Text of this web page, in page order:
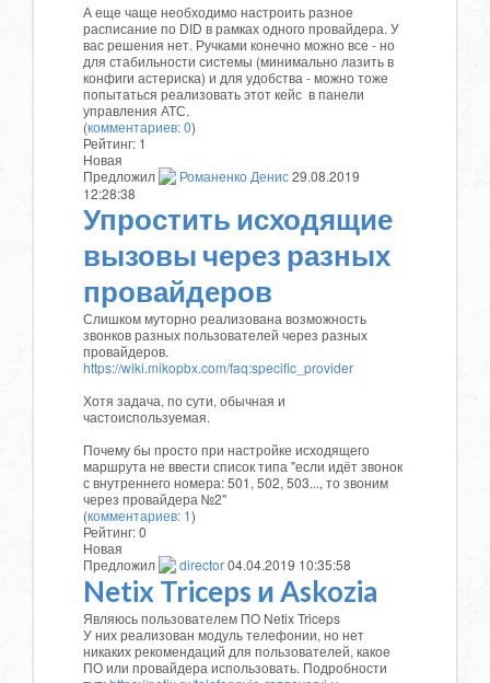
А еще чаще необходимо настроить разное
расписание по DID в рамках одного провайдера. У
вас решения нет. Ручками конечно можно все - но
для стабильности системы (минимально лазить в
конфиги астериска) и для удобства - можно тоже
попытаться реализовать этот кейс в панели
управления АТС.
(комментариев: 0)
Рейтинг: 1
Новая
Предложил
Романенко Денис29.08.2019
12:28:38
Упростить исходящие
вызовы через разных
провайдеров
Слишком муторно реализована возможность
звонков разных пользователей через разных
провайдеров.
https://wiki.mikopbx.com/faq:specific_provider
Хотя задача, по сути, обычная и
частоиспользуемая.
Почему бы просто при настройке исходящего
маршрута не ввести список типа "если идёт звонок
с внутреннего номера: 501, 502, 503..., то звоним
через провайдера №2"
(комментариев: 1)
Рейтинг:0
Новая
Предложил
director04.04.2019 10:35:58
Netix Triceps и Askozia
Являюсь пользователем ПО Netix Triceps
У них реализован модуль телефонии, но нет
никаких рекомендаций для пользователей, какое
ПО или провайдера использовать. Подробности